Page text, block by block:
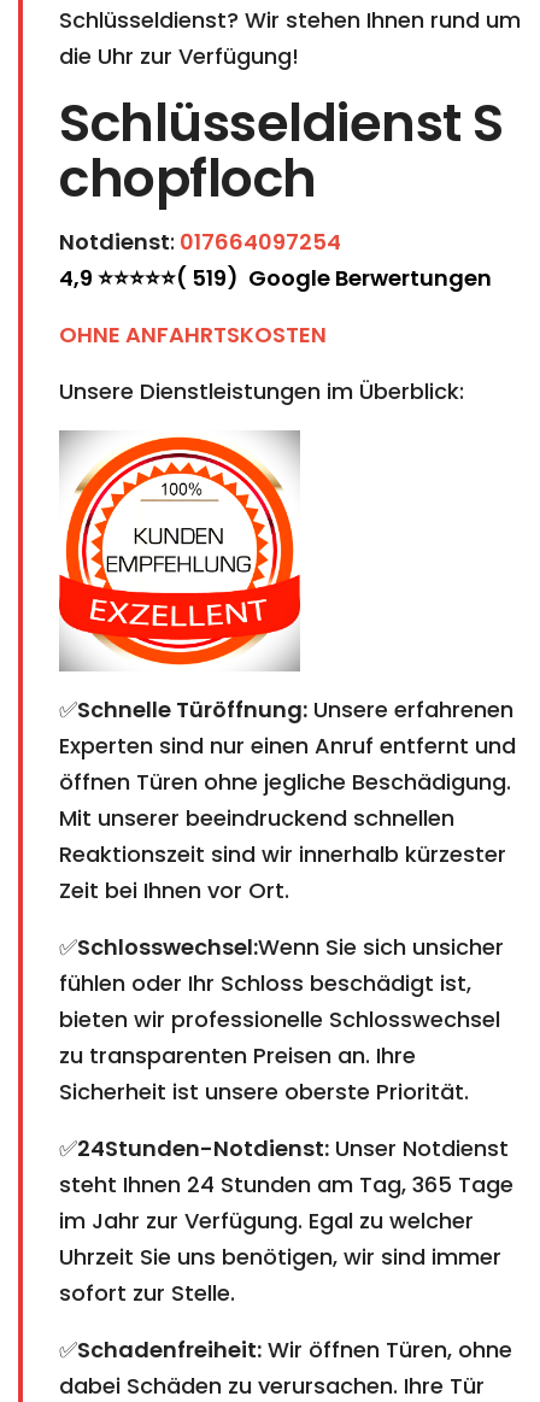
Schlüsseldienst? Wir stehen Ihnen rund um
die Uhr zur Verfügung!
Schlüsseldienst S
chopfloch
Notdienst: 017664097254
4,9 ⭐⭐⭐⭐⭐( 519) Google Berwertungen
OHNE ANFAHRTSKOSTEN
Unsere Dienstleistungen im Überblick:
✅Schnelle Türöffnung: Unsere erfahrenen
Experten sind nur einen Anruf entfernt und
öffnen Türen ohne jegliche Beschädigung.
Mit unserer beeindruckend schnellen
Reaktionszeit sind wir innerhalb kürzester
Zeit bei Ihnen vor Ort.
✅Schlosswechsel:Wenn Sie sich unsicher
fühlen oder Ihr Schloss beschädigt ist,
bieten wir professionelle Schlosswechsel
zu transparenten Preisen an. Ihre
Sicherheit ist unsere oberste Priorität.
✅24Stunden-Notdienst: Unser Notdienst
steht Ihnen 24 Stunden am Tag, 365 Tage
im Jahr zur Verfügung. Egal zu welcher
Uhrzeit Sie uns benötigen, wir sind immer
sofort zur Stelle.
✅Schadenfreiheit: Wir öffnen Türen, ohne
dabei Schäden zu verursachen. Ihre Tür